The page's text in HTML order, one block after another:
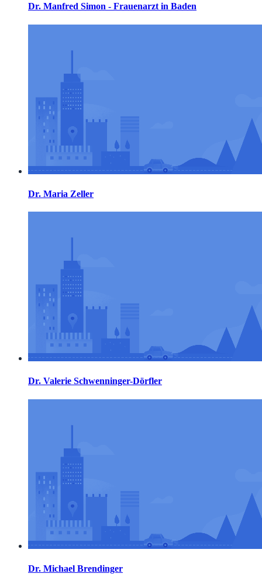
Dr. Manfred Simon - Frauenarzt in Baden
Dr. Maria Zeller
Dr. Valerie Schwenninger-Dörfler
Dr. Michael Brendinger